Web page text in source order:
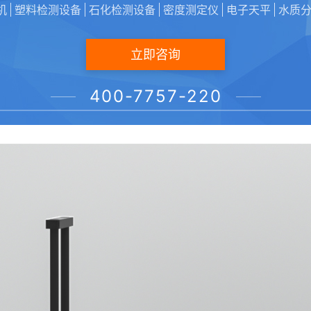
塑料检测设备 石化检测设备 密度测定仪 电子天平 水质
立即咨询
400-7757-220